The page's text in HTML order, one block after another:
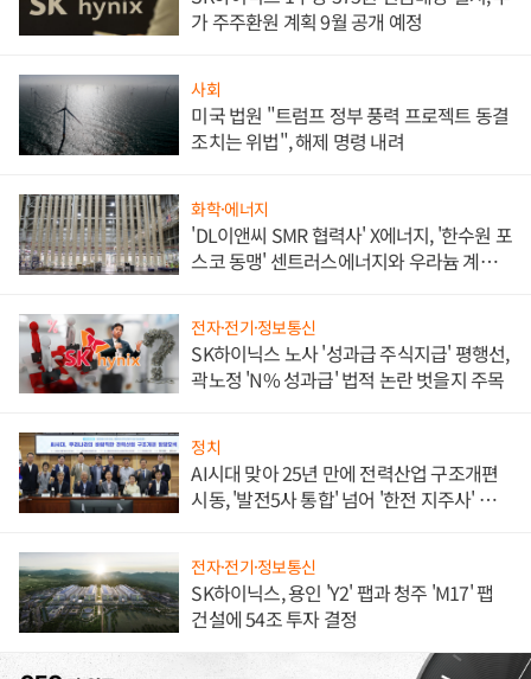
가 주주환원 계획 9월 공개 예정
사회
미국 법원 "트럼프 정부 풍력 프로젝트 동결
조치는 위법", 해제 명령 내려
화학·에너지
'DL이앤씨 SMR 협력사' X에너지, '한수원 포
스코 동맹' 센트러스에너지와 우라늄 계약
전자·전기·정보통신
SK하이닉스 노사 '성과급 주식지급' 평행선,
곽노정 'N% 성과급' 법적 논란 벗을지 주목
정치
AI시대 맞아 25년 만에 전력산업 구조개편
시동, '발전5사 통합' 넘어 '한전 지주사' 재편
전자·전기·정보통신
SK하이닉스, 용인 'Y2' 팹과 청주 'M17' 팹
건설에 54조 투자 결정